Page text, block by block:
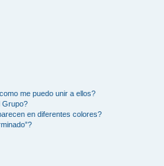
me puedo unir a ellos?
Grupo?
en diferentes colores?